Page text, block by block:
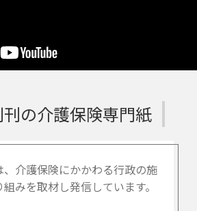
の介護保険専門紙
、介護保険にかかわる行政の施
みを取材し発信しています。